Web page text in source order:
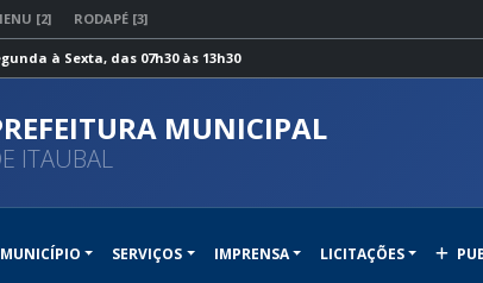
[2] RODAPÉ [3]
à Sexta, das 07h30 às 13h30
MUNICIPAL
ITAUBAL
MUNICÍPIO SERVIÇOS IMPRENSA LICITAÇÕES